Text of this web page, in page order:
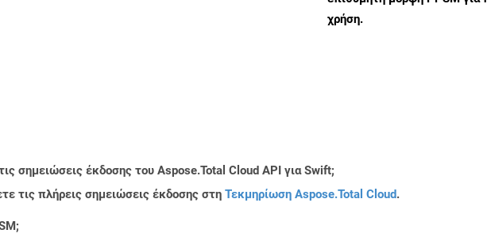
χρήση.
σημειώσεις έκδοσης του Aspose.Total Cloud API για Swift;
τις πλήρεις σημειώσεις έκδοσης στη Τεκμηρίωση Aspose.Total Cloud.